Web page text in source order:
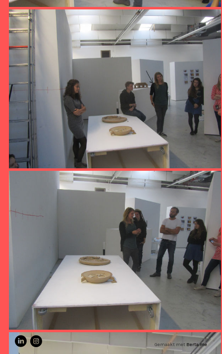
Gemaakt met Berta.me